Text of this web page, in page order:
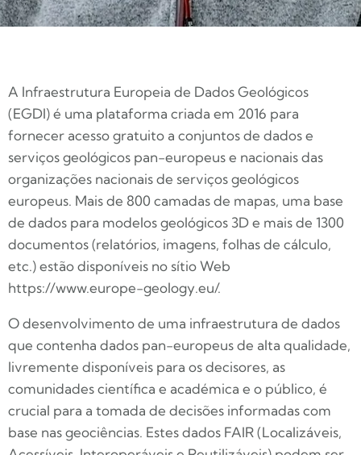
A Infraestrutura Europeia de Dados Geológicos
(EGDI) é uma plataforma criada em 2016 para
fornecer acesso gratuito a conjuntos de dados e
serviços geológicos pan-europeus e nacionais das
organizações nacionais de serviços geológicos
europeus. Mais de 800 camadas de mapas, uma base
de dados para modelos geológicos 3D e mais de 1300
documentos (relatórios, imagens, folhas de cálculo,
etc.) estão disponíveis no sítio Web
https://www.europe-geology.eu/.
O desenvolvimento de uma infraestrutura de dados
que contenha dados pan-europeus de alta qualidade,
livremente disponíveis para os decisores, as
comunidades científica e académica e o público, é
crucial para a tomada de decisões informadas com
base nas geociências. Estes dados FAIR (Localizáveis,